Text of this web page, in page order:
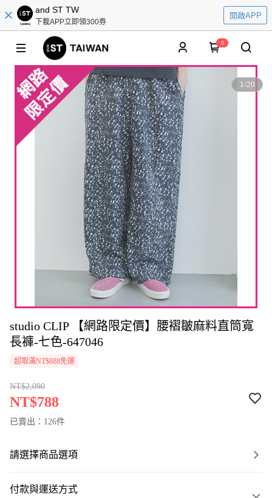
and ST TW
下載APP立即領300券
開啟APP
0
1/20
studio CLIP 【網路限定價】腰褶皺麻料直筒寬
長褲-七色-647046
超取滿NT$888免運
NT$2,090
NT$788
已賣出：126件
請選擇商品選項
付款與運送方式